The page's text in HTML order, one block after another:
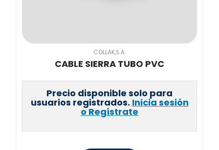
COLLAK,S.A.
CABLE SIERRA TUBO PVC
Precio disponible solo para
usuarios registrados. Inicia sesión
o Regístrate